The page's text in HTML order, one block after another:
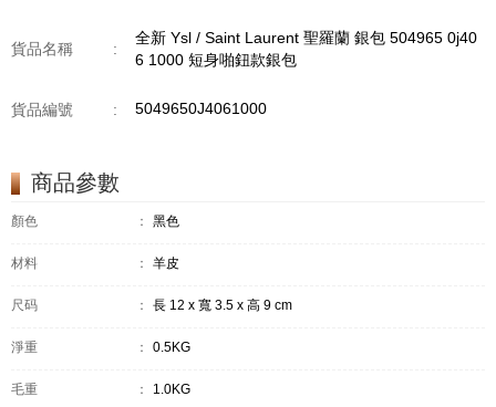
貨品名稱 :
全新 Ysl / Saint Laurent 聖羅蘭 銀包 504965 0j40
6 1000 短身啪鈕款銀包
貨品編號 : 5049650J4061000
商品參數
顏色 ： 黑色
材料 ： 羊皮
尺码 ： 長 12 x 寬 3.5 x 高 9 cm
淨重 ： 0.5KG
毛重 ： 1.0KG